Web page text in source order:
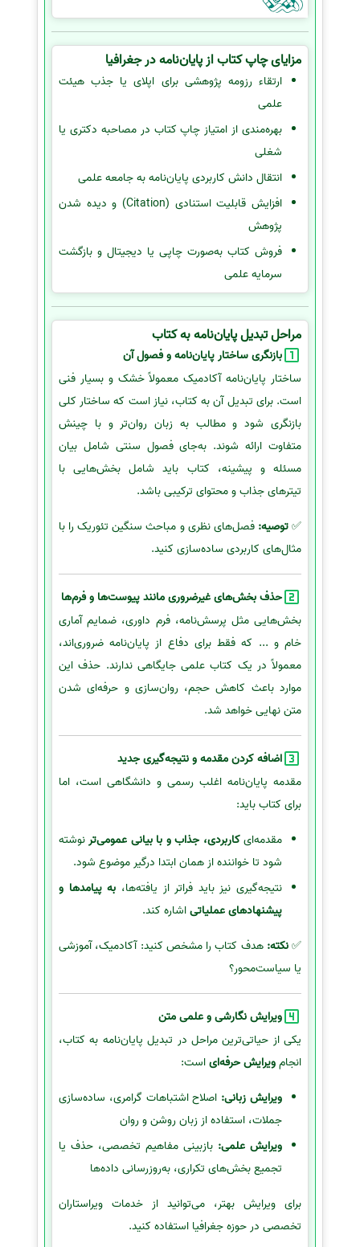
مزایای چاپ کتاب از پایان‌نامه در جغرافیا
ارتقاء رزومه پژوهشی برای اپلای یا جذب هیئت
علمی
بهره‌مندی از امتیاز چاپ کتاب در مصاحبه دکتری یا
شغلی
انتقال دانش کاربردی پایان‌نامه به جامعه علمی
افزایش قابلیت استنادی (Citation) و دیده شدن
پژوهش
فروش کتاب به‌صورت چاپی یا دیجیتال و بازگشت
سرمایه علمی
مراحل تبدیل پایان‌نامه به کتاب
بازنگری ساختار پایان‌نامه و فصول آن
ساختار پایان‌نامه آکادمیک معمولاً خشک و بسیار فنی
است. برای تبدیل آن به کتاب، نیاز است که ساختار کلی
بازنگری شود و مطالب به زبان روان‌تر و با چینش
متفاوت ارائه شوند. به‌جای فصول سنتی شامل بیان
مسئله و پیشینه، کتاب باید شامل بخش‌هایی با
تیترهای جذاب و محتوای ترکیبی باشد.
✅توصیه: فصل‌های نظری و مباحث سنگین تئوریک را با
مثال‌های کاربردی ساده‌سازی کنید.
حذف بخش‌های غیرضروری مانند پیوست‌ها و فرم‌ها
بخش‌هایی مثل پرسش‌نامه، فرم داوری، ضمایم آماری
خام و ... که فقط برای دفاع از پایان‌نامه ضروری‌اند،
معمولاً در یک کتاب علمی جایگاهی ندارند. حذف این
موارد باعث کاهش حجم، روان‌سازی و حرفه‌ای شدن
متن نهایی خواهد شد.
اضافه کردن مقدمه و نتیجه‌گیری جدید
مقدمه پایان‌نامه اغلب رسمی و دانشگاهی است، اما
برای کتاب باید:
مقدمه‌ایکاربردی، جذاب و با بیانی عمومی‌ترنوشته
شود تا خواننده از همان ابتدا درگیر موضوع شود.
نتیجه‌گیری نیز باید فراتر از یافته‌ها، به پیامدها و
پیشنهادهای عملیاتیاشاره کند.
✅نکته: هدف کتاب را مشخص کنید: آکادمیک، آموزشی
یا سیاست‌محور؟
ویرایش نگارشی و علمی متن
یکی از حیاتی‌ترین مراحل در تبدیل پایان‌نامه به کتاب،
انجامویرایش حرفه‌ایاست:
ویرایش زبانی: اصلاح اشتباهات گرامری، ساده‌سازی
جملات، استفاده از زبان روشن و روان
ویرایش علمی: بازبینی مفاهیم تخصصی، حذف یا
تجمیع بخش‌های تکراری، به‌روزرسانی داده‌ها
برای ویرایش بهتر، می‌توانید از خدمات ویراستاران
تخصصی در حوزه جغرافیا استفاده کنید.